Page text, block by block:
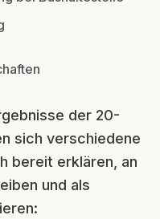
der 20-
sich verschiedene
bereit erklären, an
und als